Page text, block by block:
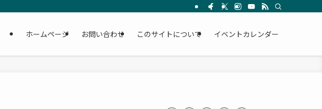
ホームページ お問い合わせ このサイトについて イベントカレンダー